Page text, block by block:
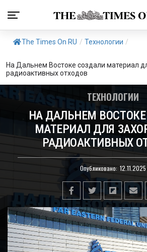
The Times On RU / Технологии /
На Дальнем Востоке создали материал
радиоактивных отходов
ТЕХНОЛОГИИ
НА ДАЛЬНЕМ
МАТЕРИАЛ ДЛЯ
РАДИОАКТИВНЫХ
Опубликовано: 12.11.2025